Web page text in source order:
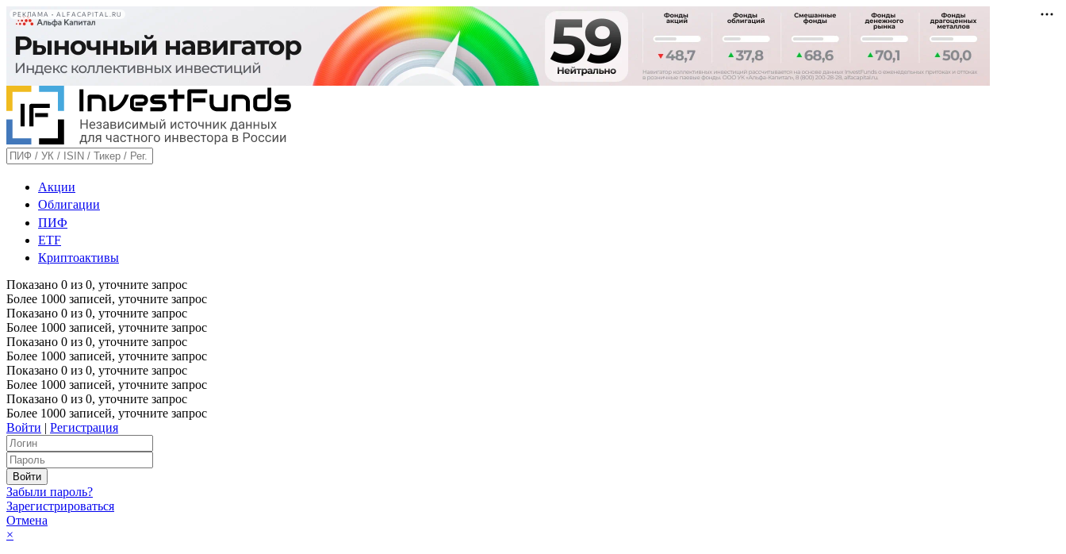
РЕКЛАМА • ALFACAPITAL.RU
Акции
Облигации
ПИФ
ETF
Криптоактивы
Показано 0 из 0, уточните запрос
Более 1000 записей, уточните запрос
Показано 0 из 0, уточните запрос
Более 1000 записей, уточните запрос
Показано 0 из 0, уточните запрос
Более 1000 записей, уточните запрос
Показано 0 из 0, уточните запрос
Более 1000 записей, уточните запрос
Показано 0 из 0, уточните запрос
Более 1000 записей, уточните запрос
Войти | Регистрация
Забыли пароль?
Зарегистрироваться
Отмена
×